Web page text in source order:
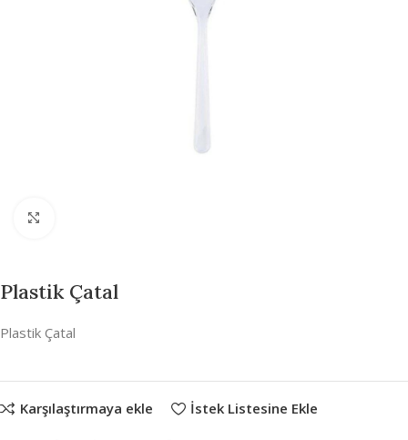
Plastik Çatal
Plastik Çatal
Karşılaştırmaya ekle İstek Listesine Ekle